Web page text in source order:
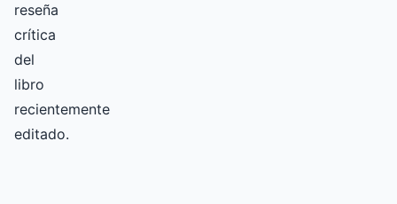
reseña
crítica
del
libro
recientemente
editado.